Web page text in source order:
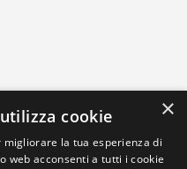
×
cookie
la tua esperienza di
web acconsenti a tutti i cookie